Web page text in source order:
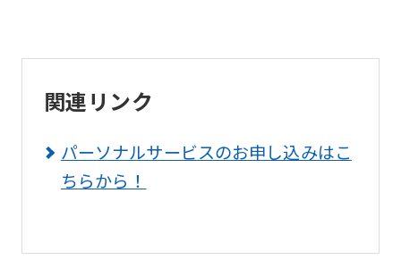
関連リンク
パーソナルサービスのお申し込みはこ
ちらから！
the